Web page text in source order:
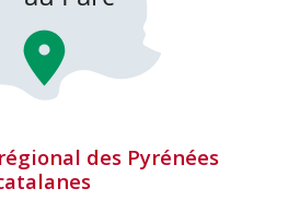
des Pyrénées